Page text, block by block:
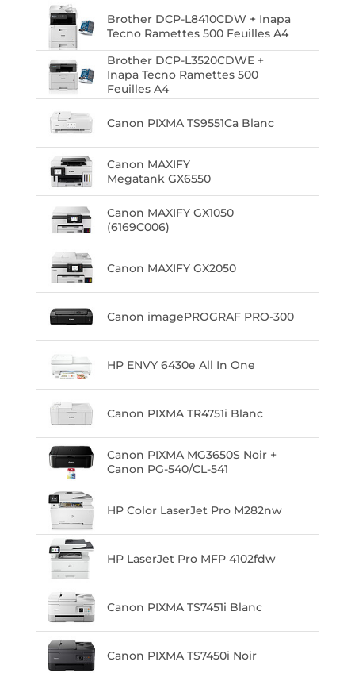
Brother DCP-L8410CDW + Inapa
Tecno Ramettes 500 Feuilles A4
Brother DCP-L3520CDWE +
Inapa Tecno Ramettes 500
Feuilles A4
Canon PIXMA TS9551Ca Blanc
Canon MAXIFY
Megatank GX6550
Canon MAXIFY GX1050
(6169C006)
Canon MAXIFY GX2050
Canon imagePROGRAF PRO-300
HP ENVY 6430e All In One
Canon PIXMA TR4751i Blanc
Canon PIXMA MG3650S Noir +
Canon PG-540/CL-541
HP Color LaserJet Pro M282nw
HP LaserJet Pro MFP 4102fdw
Canon PIXMA TS7451i Blanc
Canon PIXMA TS7450i Noir